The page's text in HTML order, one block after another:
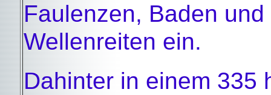
Faulenzen, Baden und
Wellenreiten ein.
Dahinter in einem 335